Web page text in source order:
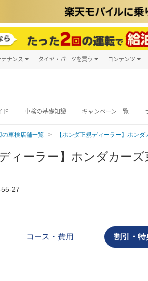
ナンス タイヤ・パーツを買う コンテンツ
ド 車検の基礎知識 キャンペーン一覧
の車検店舗一覧 【ホンダ正規ディーラー】ホン
ィーラー】ホンダカー
27
コース・費用 割引・特